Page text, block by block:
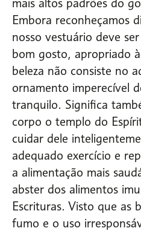
mais altos padrões do
Embora reconheçamos
nosso vestuário deve
bom gosto, apropriado
beleza não consiste no
ornamento imperecível
tranquilo. Significa
corpo o templo do
cuidar dele
adequado exercício e
a alimentação mais
abster dos alimentos
Escrituras. Visto que as
fumo e o uso